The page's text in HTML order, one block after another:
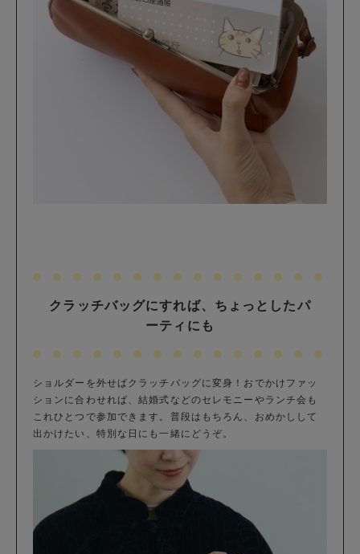
クラッチバッグにすれば、ちょっとしたパ
ーティにも
ショルダーを外せばクラッチバッグに変身！おでかけファッ
ションに合わせれば、結婚式などのセレモニーやランチ会も
これひとつで参加できます。普段はもちろん、おめかしして
出かけたい、特別な日にも一緒にどうぞ。